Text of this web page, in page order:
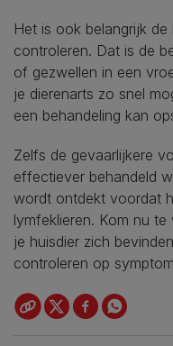
Het is ook belangrijk
controleren. Dat is de
of gezwellen in een
je dierenarts zo snel
een behandeling kan
Zelfs de gevaarlijkere
effectiever behandeld
wordt ontdekt voordat
lymfeklieren. Kom nu
je huisdier zich
controleren op